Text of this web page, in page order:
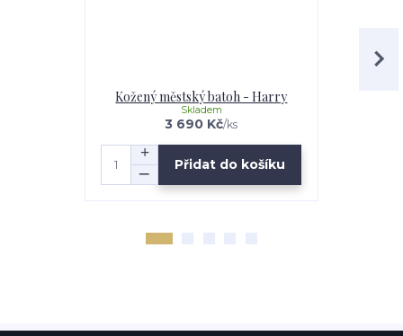
Kožený městský batoh - Harry
3 690 Kč/ks
Skladem
Přidat do košíku